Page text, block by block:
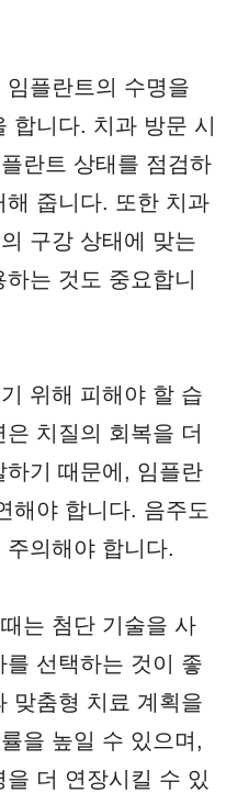
플란트의 수명을
합니다. 치과 방문 시
란트 상태를 점검하
해 줍니다. 또한 치과
구강 상태에 맞는
는 것도 중요합니
위해 피해야 할 습
치질의 회복을 더
기 때문에, 임플란
해야 합니다. 음주도
의해야 합니다.
는 첨단 기술을 사
선택하는 것이 좋
맞춤형 치료 계획을
을 높일 수 있으며,
더 연장시킬 수 있